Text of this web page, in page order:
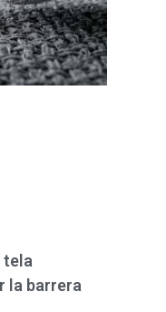
tela
la barrera